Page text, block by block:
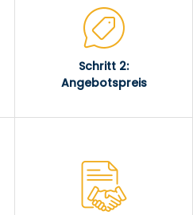
Schritt 2:
Angebotspreis